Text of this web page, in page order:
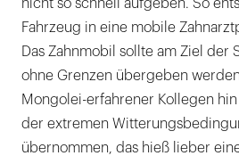
nicht so schnell aufgeben. So
Fahrzeug in eine mobile
Das Zahnmobil sollte am Ziel der
ohne Grenzen übergeben
Mongolei-erfahrener Kollegen
der extremen
übernommen, das hieß lieber